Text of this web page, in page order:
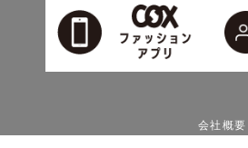
会社概要